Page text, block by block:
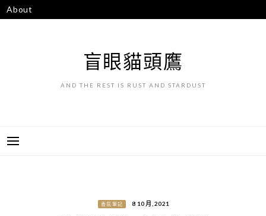
跳
至
About
盲眼貓頭鷹
AND THE REST IS RUST AND STARDUST
香氛筆記 8 10 月, 2021